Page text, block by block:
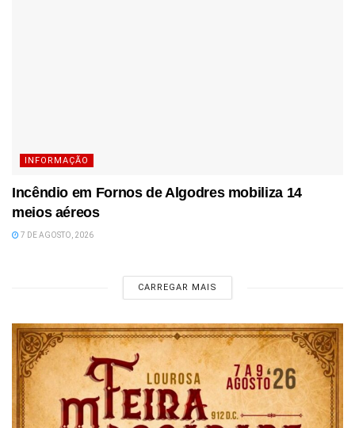
INFORMAÇÃO
Incêndio em Fornos de Algodres mobiliza 14
meios aéreos
7 DE AGOSTO, 2026
CARREGAR MAIS